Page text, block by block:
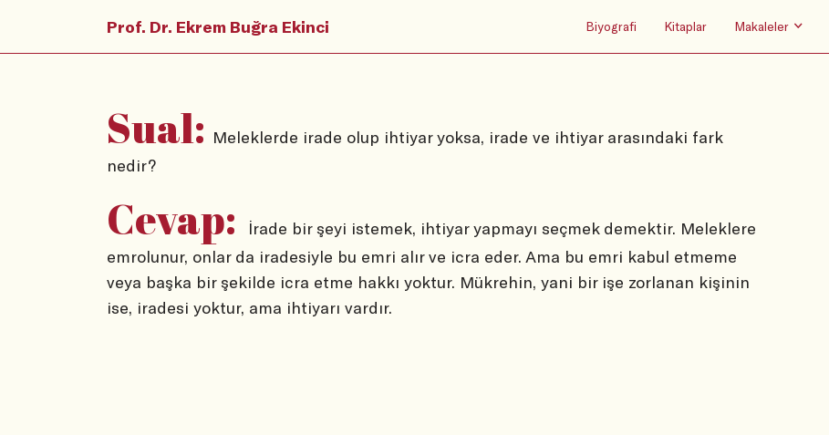
Prof. Dr. Ekrem Buğra Ekinci Biyografi Kitaplar Makaleler
Sual: Meleklerde irade olup ihtiyar yoksa, irade ve ihtiyar arasındaki fark
nedir?
Cevap:
İrade bir şeyi istemek, ihtiyar yapmayı seçmek demektir. Meleklere
emrolunur, onlar da iradesiyle bu emri alır ve icra eder. Ama bu emri kabul etmeme
veya başka bir şekilde icra etme hakkı yoktur. Mükrehin, yani bir işe zorlanan kişinin
ise, iradesi yoktur, ama ihtiyarı vardır.